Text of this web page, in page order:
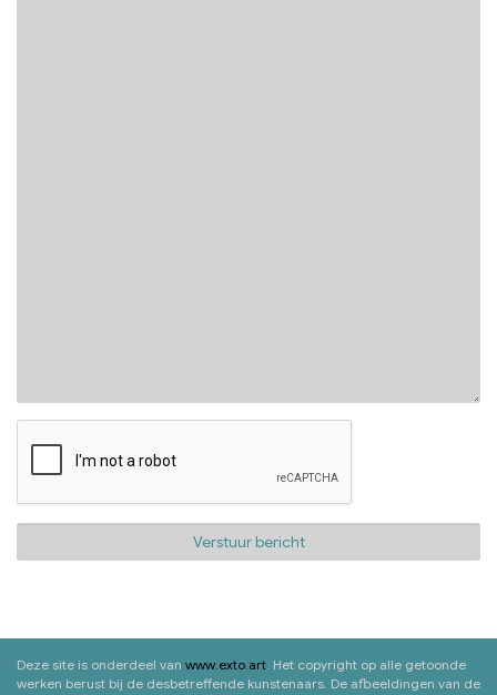
Deze site is onderdeel van www.exto.art. Het copyright op alle getoonde
werken berust bij de desbetreffende kunstenaars. De afbeeldingen van de